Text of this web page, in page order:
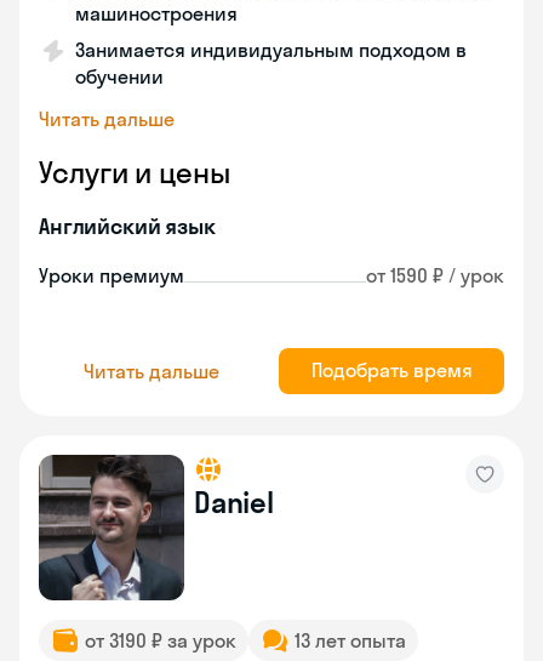
машиностроения
Занимается индивидуальным подходом в
обучении
Читать дальше
Услуги и цены
Английский язык
Уроки премиум от 1590 ₽ / урок
Читать дальше Подобрать время
Daniel
от 3190 ₽ за урок 13 лет опыта